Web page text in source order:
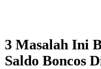
3 Masalah Ini
Saldo Boncos